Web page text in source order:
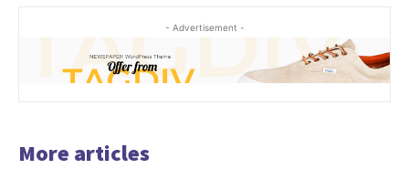
- Advertisement -
More articles